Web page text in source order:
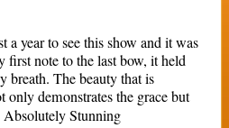
a year to see this show and it was
note to the last bow, it held
breath. The beauty that is
only demonstrates the grace but
Absolutely Stunning